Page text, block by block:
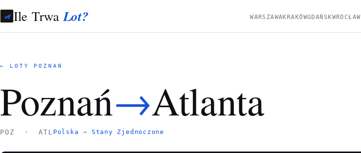
Ile TrwaLot? WARSZAWAKRAKÓWGDAŃSKWROCŁAW
← LOTY POZNAŃ
Poznań→Atlanta
POZ · ATL Polska → Stany Zjednoczone